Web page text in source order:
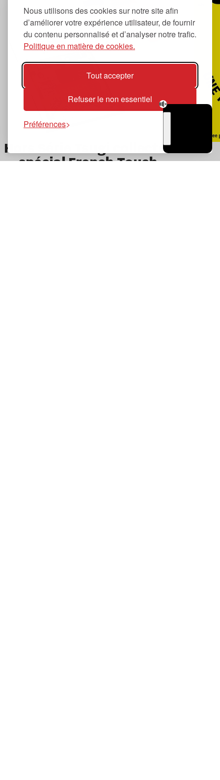
Nous utilisons des cookies sur notre site afin
d’améliorer votre expérience utilisateur, de fournir
du contenu personnalisé et d’analyser notre trafic.
Politique en matière de cookies.
Tout accepter
Refuser le non essentiel
Préférences
Hors Série Tsugi collector
spécial French Touch